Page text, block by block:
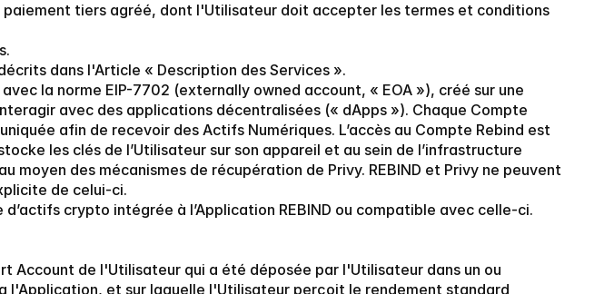
tiers agréé, dont l'Utilisateur doit accepter les termes et conditions
dans l'Article « Description des Services ».
la norme EIP-7702 (externally owned account, « EOA »), créé sur une
avec des applications décentralisées (« dApps »). Chaque Compte
afin de recevoir des Actifs Numériques. L’accès au Compte Rebind est
les clés de l’Utilisateur sur son appareil et au sein de l’infrastructure
moyen des mécanismes de récupération de Privy. REBIND et Privy ne peuvent
de celui-ci.
crypto intégrée à l’Application REBIND ou compatible avec celle-ci.
Account de l'Utilisateur qui a été déposée par l'Utilisateur dans un ou
l'Application, et sur laquelle l'Utilisateur perçoit le rendement standard